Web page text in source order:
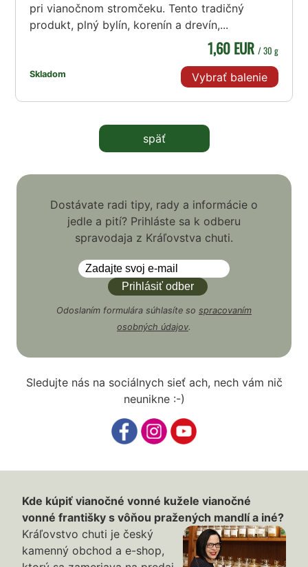
pri vianočnom stromčeku. Tento tradičný
produkt, plný bylín, korenín a drevín,...
Skladom
1,60 EUR / 30 g
Vybrať balenie
späť
Dostávate radi tipy, rady a informácie o
jedle a pití? Prihláste sa k odberu
spravodaja z Kráľovstva chuti.
Odoslaním formulára súhlasíte so spracovaním
osobných údajov.
Sledujte nás na sociálnych sieť ach, nech vám nič
neunikne :-)
Kde kúpiť vianočné vonné kužele vianočné
vonné františky s vôňou pražených mandlí a iné?
Kráľovstvo chuti je český
kamenný obchod a e-shop,